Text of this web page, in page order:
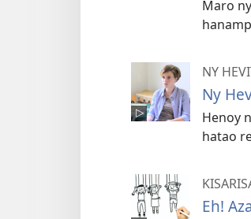
Maro
NY
Ny
Henoy
hatao
Eh!